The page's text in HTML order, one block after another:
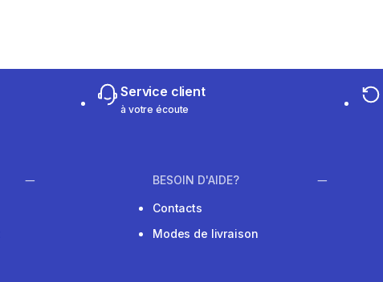
Service client
à votre écoute
BESOIN D'AIDE?
Contacts
Modes de livraison